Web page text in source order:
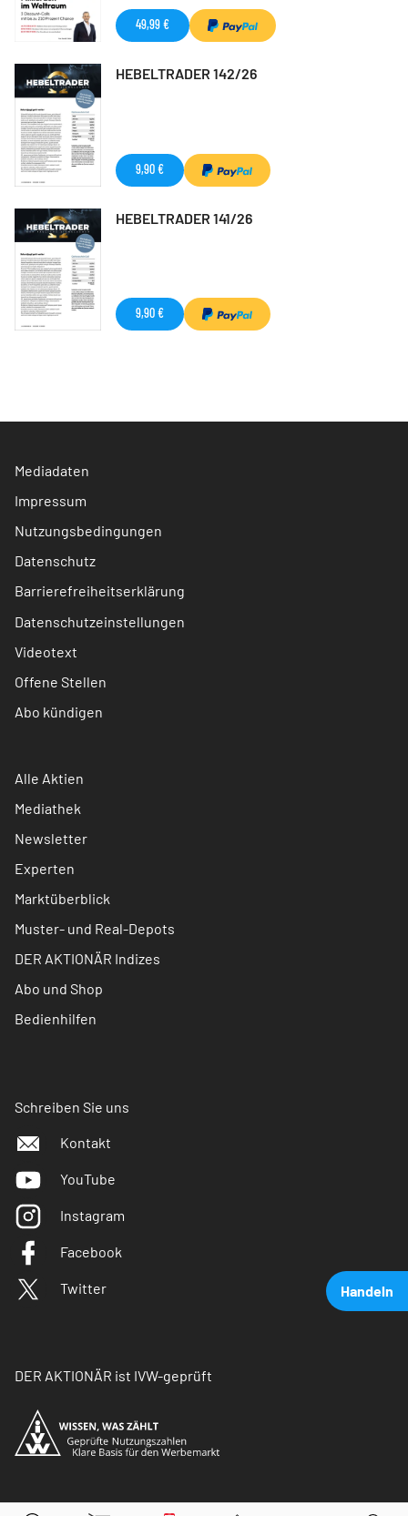
Handeln
49,99 €
HEBELTRADER 142/26
9,90 €
HEBELTRADER 141/26
9,90 €
Mediadaten
Impressum
Nutzungsbedingungen
Datenschutz
Barrierefreiheitserklärung
Datenschutzeinstellungen
Videotext
Offene Stellen
Abo kündigen
Alle Aktien
Mediathek
Newsletter
Experten
Marktüberblick
Muster- und Real-Depots
DER AKTIONÄR Indizes
Abo und Shop
Bedienhilfen
Schreiben Sie uns
Kontakt
YouTube
Instagram
Facebook
Twitter
DER AKTIONÄR ist IVW-geprüft